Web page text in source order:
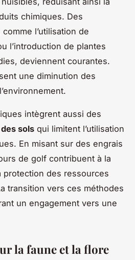
chimiques. Des
l’utilisation de
l’introduction de plantes
deviennent courantes.
une diminution des
intègrent aussi des
sols qui limitent l’utilisation
En misant sur des engrais
de golf contribuent à la
protection des ressources
transition vers ces méthodes
un engagement vers une
la faune et la flore